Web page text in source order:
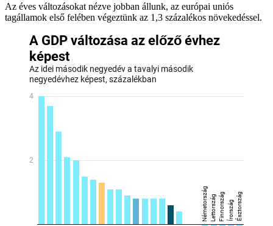
Az éves változásokat nézve jobban állunk, az európai uniós
tagállamok első felében végeztünk az 1,3 százalékos növekedéssel.